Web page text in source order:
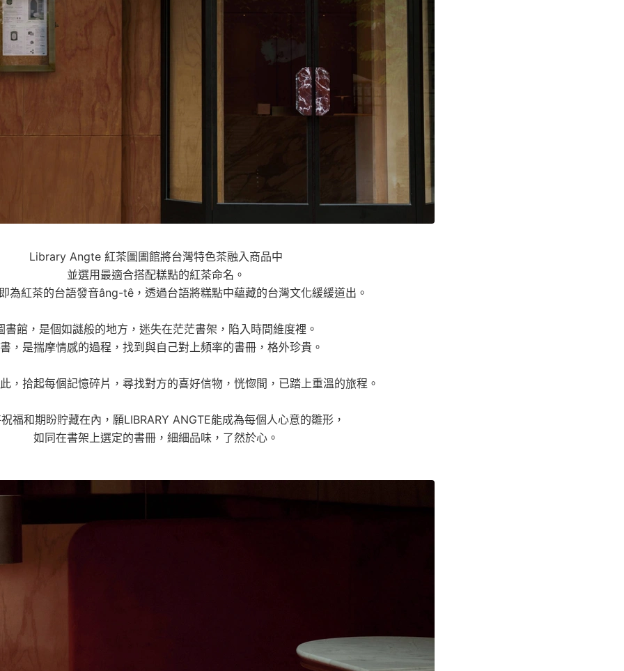
Library Angte 紅茶圖圕館將台灣特色茶融入商品中
並選用最適合搭配糕點的紅茶命名。
為紅茶的台語發音âng-tê，透過台語將糕點中蘊藏的台灣文化緩緩道出。
書館，是個如謎般的地方，迷失在茫茫書架，陷入時間維度裡。
，是揣摩情感的過程，找到與自己對上頻率的書冊，格外珍貴。
，拾起每個記憶碎片，尋找對方的喜好信物，恍惚間，已踏上重溫的旅程。
福和期盼貯藏在內，願LIBRARY ANGTE能成為每個人心意的雛形，
如同在書架上選定的書冊，細細品味，了然於心。